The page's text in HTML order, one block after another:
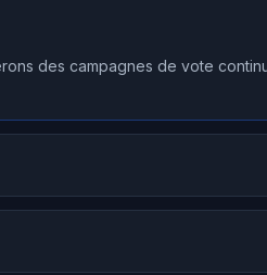
des campagnes de vote